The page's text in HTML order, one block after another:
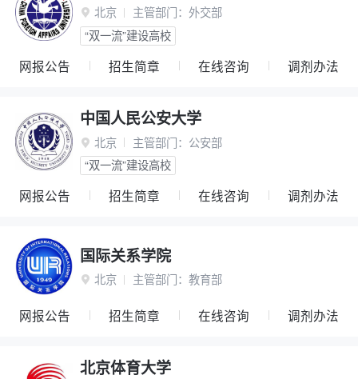
 北京 主管部门： 外交部
“双一流”建设高校
网报公告 招生简章 在线咨询 调剂办法
中国人民公安大学
 北京 主管部门： 公安部
“双一流”建设高校
网报公告 招生简章 在线咨询 调剂办法
国际关系学院
 北京 主管部门： 教育部
网报公告 招生简章 在线咨询 调剂办法
北京体育大学